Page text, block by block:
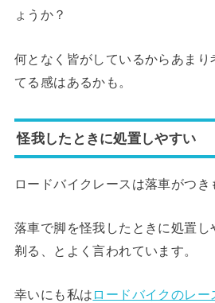
ょうか？
何となく皆がしているからあまり
てる感はあるかも。
怪我したときに処置しやすい
ロードバイクレースは落車がつき
落車で脚を怪我したときに処置
剃る、とよく言われています。
幸いにも私は ロードバイクのレー